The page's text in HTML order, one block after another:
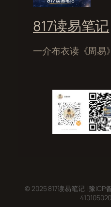
817读易笔记
一介布衣读《周易
© 2025 817读易笔记 | 豫ICP